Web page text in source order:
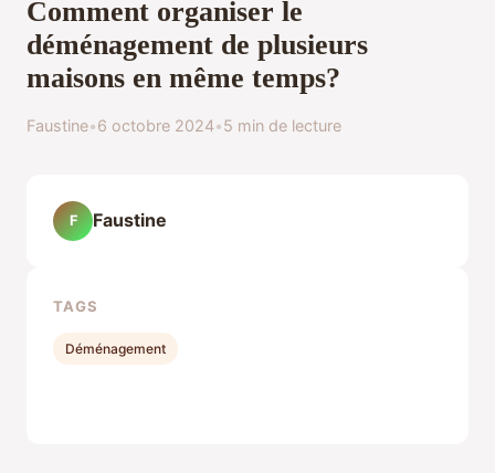
Comment organiser le
déménagement de plusieurs
maisons en même temps?
Faustine•6 octobre 2024•5 min de lecture
F Faustine
TAGS
Déménagement